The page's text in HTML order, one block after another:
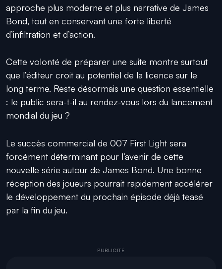
approche plus moderne et plus narrative de James
Bond, tout en conservant une forte liberté
d’infiltration et d’action.
Cette volonté de préparer une suite montre surtout
que l’éditeur croit au potentiel de la licence sur le
long terme. Reste désormais une question essentielle
: le public sera-t-il au rendez-vous lors du lancement
mondial du jeu ?
Le succès commercial de 007 First Light sera
forcément déterminant pour l’avenir de cette
nouvelle série autour de James Bond. Une bonne
réception des joueurs pourrait rapidement accélérer
le développement du prochain épisode déjà teasé
par la fin du jeu.